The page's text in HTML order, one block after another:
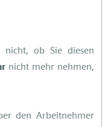
nicht, ob Sie diesen
nicht mehr nehmen,
den Arbeitnehmer